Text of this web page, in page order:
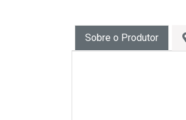
Sobre o Produtor